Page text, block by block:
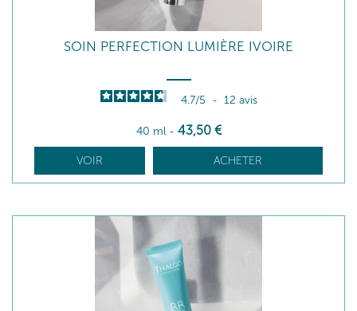
SOIN PERFECTION LUMIÈRE IVOIRE
4.7/5 - 12 avis
40 ml - 43,50 €
VOIR ACHETER